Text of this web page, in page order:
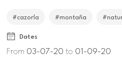
#cazorla #montaña
Dates
From 03-07-20to 01-09-20